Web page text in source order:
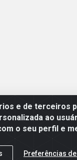
e de terceiros
ao
o seu perfil e
Preferências
- Rua João Miguel